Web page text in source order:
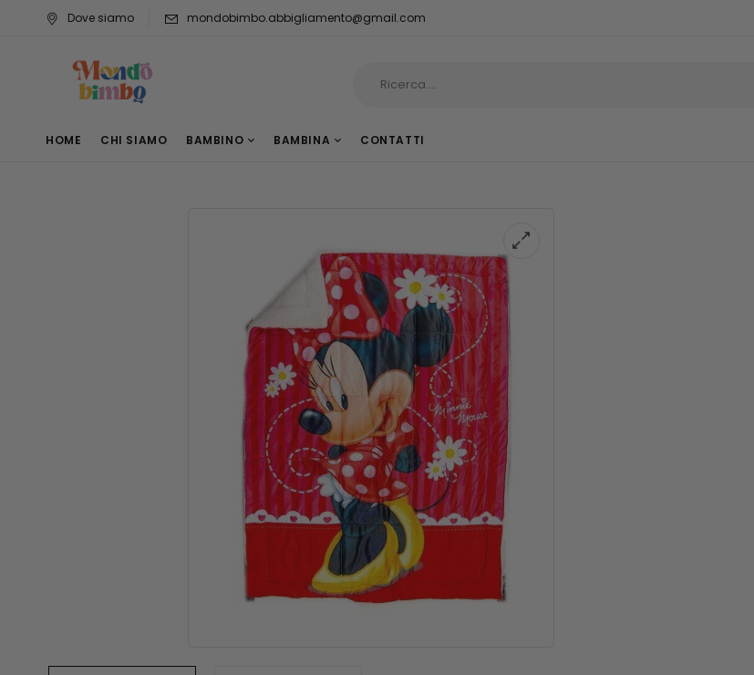
Dove siamo mondobimbo.abbigliamento@gmail.com
HOME CHI SIAMO BAMBINO BAMBINA CONTATTI